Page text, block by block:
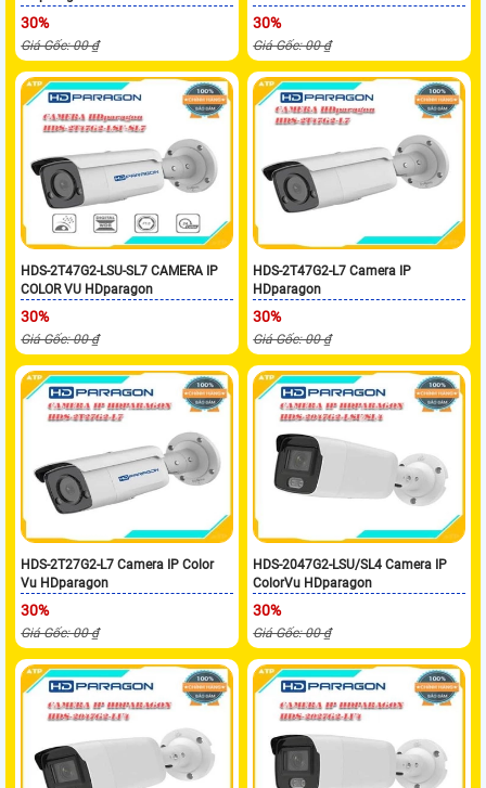
30%
Giá Gốc: 00 ₫
30%
Giá Gốc: 00 ₫
HDS-2T47G2-LSU-SL7 CAMERA IP
COLOR VU HDparagon
30%
Giá Gốc: 00 ₫
HDS-2T47G2-L7 Camera IP
HDparagon
30%
Giá Gốc: 00 ₫
HDS-2T27G2-L7 Camera IP Color
Vu HDparagon
30%
Giá Gốc: 00 ₫
HDS-2047G2-LSU/SL4 Camera IP
ColorVu HDparagon
30%
Giá Gốc: 00 ₫